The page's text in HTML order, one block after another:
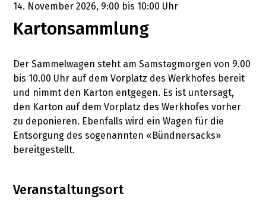
Kartonsammlung
14. November 2026, 9:00 bis 10:00 Uhr
Der Sammelwagen steht am Samstagmorgen von 9.00
bis 10.00 Uhr auf dem Vorplatz des Werkhofes bereit
und nimmt den Karton entgegen. Es ist untersagt,
den Karton auf dem Vorplatz des Werkhofes vorher
zu deponieren. Ebenfalls wird ein Wagen für die
Entsorgung des sogenannten «Bündnersacks»
bereitgestellt.
Veranstaltungsort